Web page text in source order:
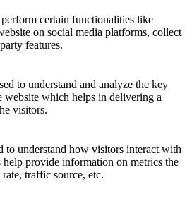
certain functionalities like
on social media platforms, collect
features.
to understand and analyze the key
website which helps in delivering a
visitors.
to understand how visitors interact with
help provide information on metrics the
traffic source, etc.